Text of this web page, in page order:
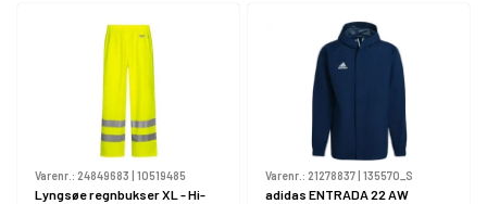
Varenr.: 24849683 | 10519485
Lyngsøe regnbukser XL - Hi-
Varenr.: 21278837| 135570_S
adidas ENTRADA 22 AW